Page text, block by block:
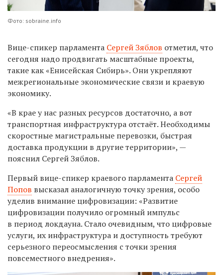
Фото: sobraine.info
Вице-спикер парламента Сергей Зяблов отметил, что
сегодня надо продвигать масштабные проекты,
такие как «Енисейская Сибирь». Они укрепляют
межрегиональные экономические связи и краевую
экономику.
«В крае у нас разных ресурсов достаточно, а вот
транспортная инфраструктура отстаёт. Необходимы
скоростные магистральные перевозки, быстрая
доставка продукции в другие территории», —
пояснил Сергей Зяблов.
Первый вице-спикер краевого парламента Сергей
Попов высказал аналогичную точку зрения, особо
уделив внимание цифровизации: «Развитие
цифровизации получило огромный импульс
в период локдауна. Стало очевидным, что цифровые
услуги, их инфраструктура и доступность требуют
серьезного переосмысления с точки зрения
повсеместного внедрения».